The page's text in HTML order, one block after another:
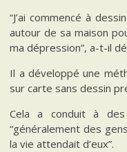
“J’ai commencé à
autour de sa maison
ma dépression”, a-t-il
Il a développé une
sur carte sans dessin
Cela a conduit à
“généralement des
la vie attendait d’eux”.